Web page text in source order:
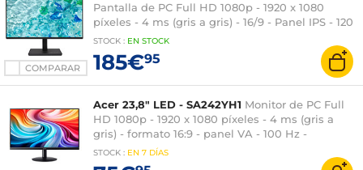
COMPARAR
Pantalla de PC Full HD 1080p - 1920 x 1080
píxeles - 4 ms (gris a gris) - 16/9 - Panel IPS - 120
Hz - Adaptive-Sync - HDMI/DisplayPort/USB-C -
Pivot - Dock USB-C - Ethernet - Negro
STOCK : EN STOCK
185€95
Acer 23,8" LED - SA242YH1 Monitor de PC Full
HD 1080p - 1920 x 1080 píxeles - 4 ms (gris a
gris) - formato 16:9 - panel VA - 100 Hz -
HDMI/VGA - Negro
STOCK : EN 7 DÍAS